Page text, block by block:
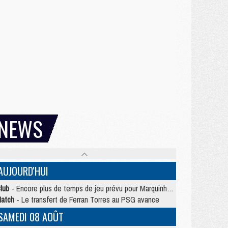
- Encore plus de temps de jeu prévu pour Marquinhos et les Portugais en Supercoupe
- Le transfert de Ferran Torres au PSG avance
08 AOÛT